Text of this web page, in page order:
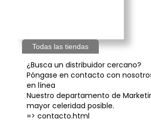
Todas las tiendas
¿Busca un distribuidor cercano?
Póngase en contacto con
en línea
Nuestro departamento de
mayor celeridad posible.
=> contacto.html